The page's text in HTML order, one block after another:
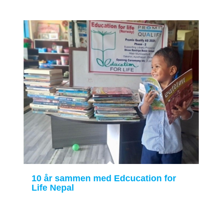
10 år sammen med Edcucation for
Life Nepal